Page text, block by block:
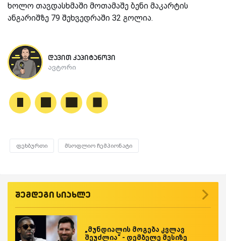
ხოლო თავდასხმაში მოთამაშე ბენი მაკარტის
ანგარიშზე 79 შეხვედრაში 32 გოლია.
დავით კაპიტანოვი
ავტორი
ფეხბურთი მსოფლიო ჩემპიონატი
შემდეგი სიახლე
„მუნდიალის მოგება კვლავ
შეუძლია“ - დემბელე მესიზე